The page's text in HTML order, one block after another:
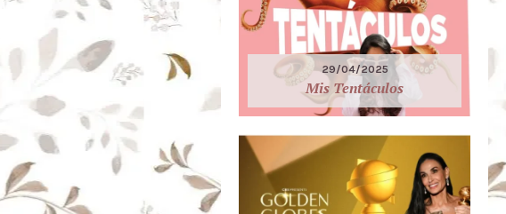
29/04/2025
Mis Tentáculos